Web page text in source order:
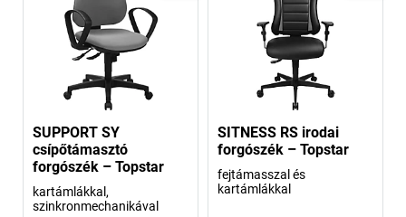
SUPPORT SY
csípőtámasztó
forgószék – Topstar
kartámlákkal,
szinkronmechanikával
SITNESS RS irodai
forgószék – Topstar
fejtámasszal és
kartámlákkal